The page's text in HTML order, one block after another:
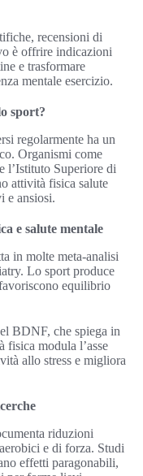
recensioni di
è offrire indicazioni
e trasformare
mentale esercizio.
sport?
regolarmente ha un
Organismi come
l’Istituto Superiore di
attività fisica salute
e ansiosi.
e salute mentale
in molte meta-analisi
Lo sport produce
equilibrio
BDNF, che spiega in
fisica modula l’asse
allo stress e migliora
riduzioni
e di forza. Studi
effetti paragonabili,